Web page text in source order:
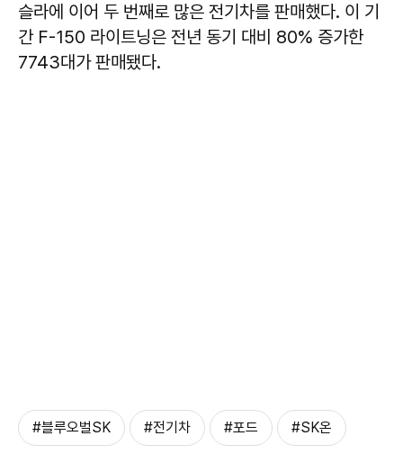
슬라에 이어 두 번째로 많은 전기차를 판매했다. 이 기
간 F-150 라이트닝은 전년 동기 대비 80% 증가한
7743대가 판매됐다.
#블루오벌SK #전기차 #포드 #SK온